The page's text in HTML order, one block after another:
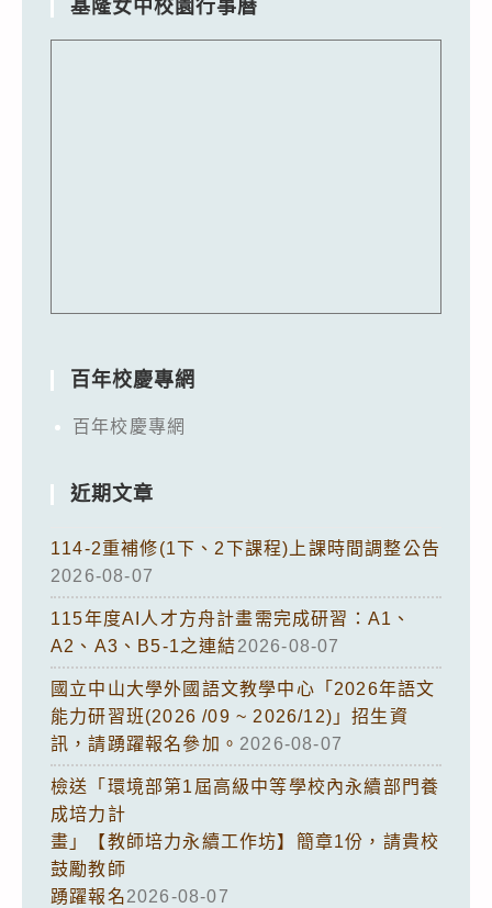
基隆女中校園行事曆
百年校慶專網
百年校慶專網
近期文章
114-2重補修(1下、2下課程)上課時間調整公告
2026-08-07
115年度AI人才方舟計畫需完成研習：A1、
A2、A3、B5-1之連結2026-08-07
國立中山大學外國語文教學中心「2026年語文
能力研習班(2026 /09 ~ 2026/12)」招生資
訊，請踴躍報名參加。 2026-08-07
檢送「環境部第1屆高級中等學校內永續部門養
成培力計
畫」【教師培力永續工作坊】簡章1份，請貴校
鼓勵教師
踴躍報名2026-08-07